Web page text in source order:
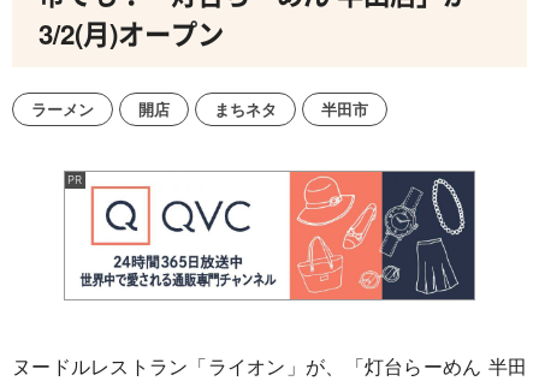
3/2(月)オープン
ラーメン 開店 まちネタ 半田市
ヌードルレストラン「ライオン」が、「灯台らーめん 半田